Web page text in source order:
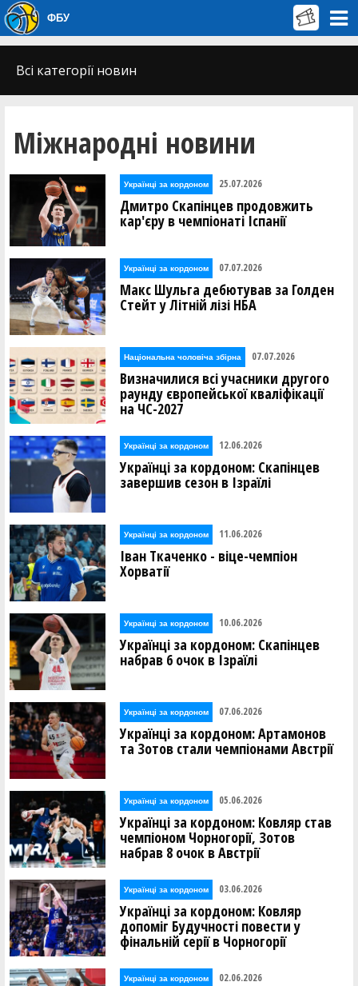
ФБУ
Всі категорії новин
Міжнародні новини
Українці за кордоном 25.07.2026
Дмитро Скапінцев продовжить
кар'єру в чемпіонаті Іспанії
Українці за кордоном 07.07.2026
Макс Шульга дебютував за Голден
Стейт у Літній лізі НБА
Національна чоловіча збірна 07.07.2026
Визначилися всі учасники другого
раунду європейської кваліфікації
на ЧС-2027
Українці за кордоном 12.06.2026
Українці за кордоном: Скапінцев
завершив сезон в Ізраїлі
Українці за кордоном 11.06.2026
Іван Ткаченко - віце-чемпіон
Хорватії
Українці за кордоном 10.06.2026
Українці за кордоном: Скапінцев
набрав 6 очок в Ізраїлі
Українці за кордоном 07.06.2026
Українці за кордоном: Артамонов
та Зотов стали чемпіонами Австрії
Українці за кордоном 05.06.2026
Українці за кордоном: Ковляр став
чемпіоном Чорногорії, Зотов
набрав 8 очок в Австрії
Українці за кордоном 03.06.2026
Українці за кордоном: Ковляр
допоміг Будучності повести у
фінальній серії в Чорногорії
Українці за кордоном 02.06.2026